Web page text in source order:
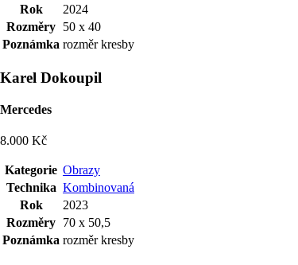
Rok
2024
Rozměry 50 x 40
Poznámka rozměr kresby
Karel Dokoupil
Mercedes
8.000 Kč
Kategorie Obrazy
Technika Kombinovaná
Rok
2023
Rozměry 70 x 50,5
Poznámka rozměr kresby